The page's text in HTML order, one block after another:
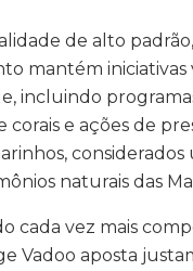
de alto
mantém iniciativas
incluindo
corais e ações de
considerados
naturais das
cada vez mais
Vadoo aposta